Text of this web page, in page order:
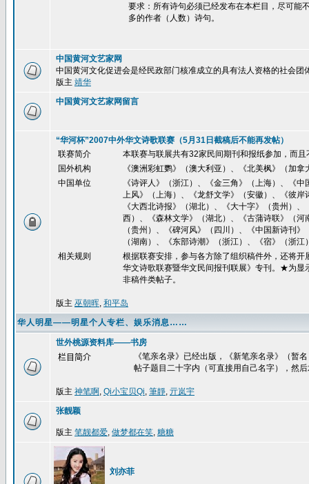
要求：所有诗句必须已经发布在本栏目，尽可能
多的作者（人数）诗句。
中国黄河文艺家网
中国黄河文化促进会是经民政部门核准成立的具有法人资格的社会
版主 靖华
中国黄河文艺家网留言
“华河杯”2007中外华文诗歌联赛（5月31日截稿后不能再发帖）
联赛简介
本联赛与联展共有32家民间期刊和报纸参加，而
国外机构
《澳洲彩虹鹦》（澳大利亚）、《北美枫》（加
中国单位
《诗评人》（浙江）、《金三角》（上海）、《
上风》（上海）、《龙舒文学》（安徽）、《彼
《大西北诗报》（湖北）、《大十字》（贵州）
西）、《森林文学》（湖北）、《古蒲诗联》（
（贵州）、《碑河风》（四川）、《中国新诗刊
（湖南）、《东部诗潮》（浙江）、《宿》（浙
相关规则
根据联赛安排，参与各方除了组织稿件外，还将
华文诗歌联赛暨华文民间报刊联展》专刊。★为显
非稿件类帖子。
版主 巫朝晖, 和平岛
华人明星——明星个人专栏、娱乐消息……
世外桃源资料库——书房
栏目简介
《笔亲名录》已经出版，《新笔亲名录》（暂
帖子题目二十字内（可直接用自己名字），然
版主 神笔啊, Qi小宝贝Qi, 筆靜, 亓岚宇
张靓颖
版主 笔靓都爱, 做梦都在笑, 糖糖
刘亦菲